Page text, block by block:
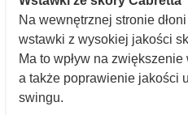
Na wewnętrznej stronie
wstawki z wysokiej jakości
Ma to wpływ na
a także poprawienie jakości
swingu.